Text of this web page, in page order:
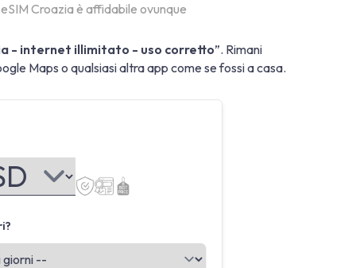
Croazia è affidabile ovunque
- internet illimitato - uso corretto”. Rimani
Maps o qualsiasi altra app come se fossi a casa.